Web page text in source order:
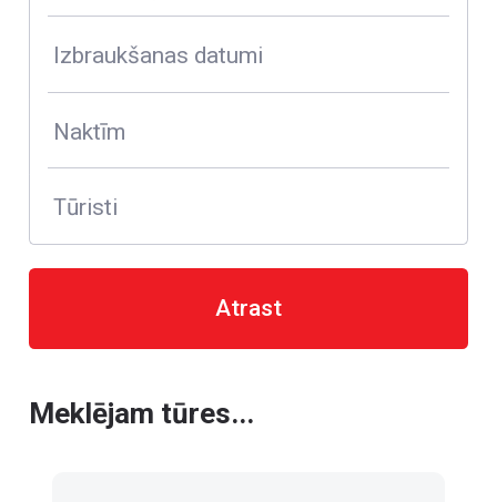
Izbraukšanas datumi
Naktīm
Tūristi
Atrast
Meklējam tūres...